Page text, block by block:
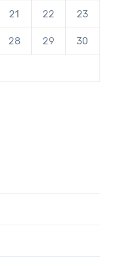
21 22 23
28 29 30